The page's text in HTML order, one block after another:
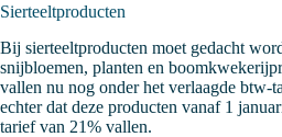
Sierteeltproducten
Bij sierteeltproducten moet gedacht
snijbloemen, planten en
vallen nu nog onder het verlaagde
echter dat deze producten vanaf 1
tarief van 21% vallen.